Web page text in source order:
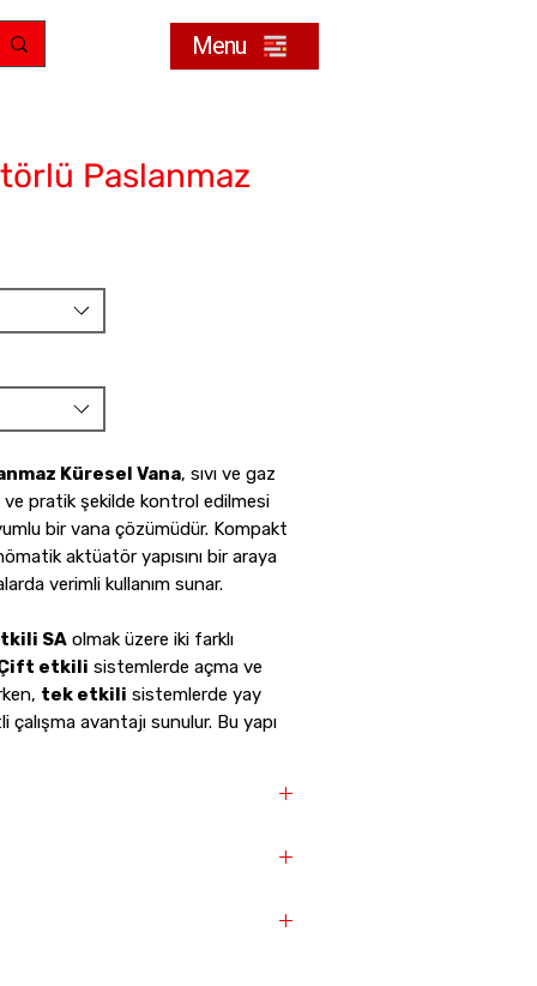
Menu
Paslanmaz
Küresel Vana, sıvı ve gaz
ve pratik şekilde kontrol edilmesi
bir vana çözümüdür. Kompakt
aktüatör yapısını bir araya
verimli kullanım sunar.
SAolmak üzere iki farklı
etkili sistemlerde açma ve
tek etkili sistemlerde yay
avantajı sunulur. Bu yapı
dayanımı gerektiren
ve sistemlerin daha kontrollü
otomasyon sistemlerinde etkili
SA